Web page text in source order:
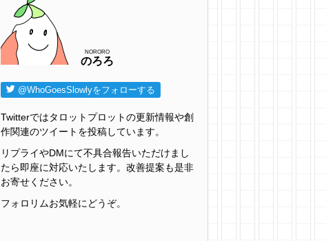
のろろ
NORORO
@WhoGoesSlowlyをフォローする
Twitterではタロットプロットの更新情報や創
作関連のツイートを投稿しています。
リプライやDMにて不具合報告いただけまし
たら即座に対応いたします。改善提案も是非
お寄せください。
フォロリムお気軽にどうぞ。